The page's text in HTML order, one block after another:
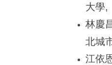
大學,
林慶
北城
江依